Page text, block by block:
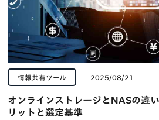
情報共有ツール 2025/08/21
オンラインストレージとNASの違
リットと選定基準